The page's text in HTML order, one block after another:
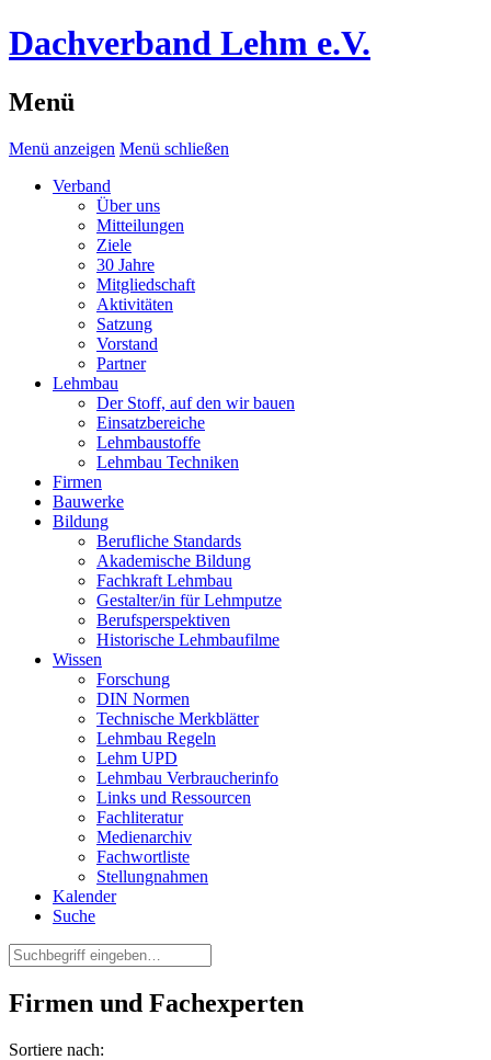
Dachverband Lehm e.V.
Menü
Menü anzeigen Menü schließen
Verband
Über uns
Mitteilungen
Ziele
30 Jahre
Mitgliedschaft
Aktivitäten
Satzung
Vorstand
Partner
Lehmbau
Der Stoff, auf den wir bauen
Einsatzbereiche
Lehmbaustoffe
Lehmbau Techniken
Firmen
Bauwerke
Bildung
Berufliche Standards
Akademische Bildung
Fachkraft Lehmbau
Gestalter/in für Lehmputze
Berufsperspektiven
Historische Lehmbaufilme
Wissen
Forschung
DIN Normen
Technische Merkblätter
Lehmbau Regeln
Lehm UPD
Lehmbau Verbraucherinfo
Links und Ressourcen
Fachliteratur
Medienarchiv
Fachwortliste
Stellungnahmen
Kalender
Suche
Firmen und Fachexperten
Sortiere nach: